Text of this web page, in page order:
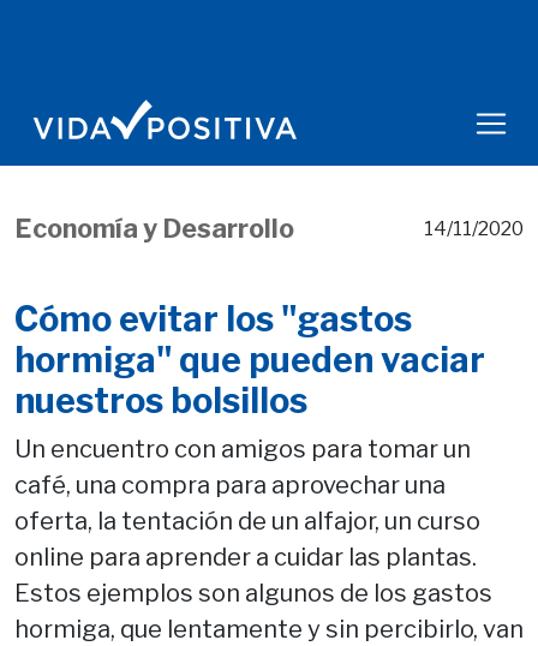
Economía y Desarrollo 14/11/2020
Cómo evitar los "gastos
hormiga" que pueden vaciar
nuestros bolsillos
Un encuentro con amigos para tomar un
café, una compra para aprovechar una
oferta, la tentación de un alfajor, un curso
online para aprender a cuidar las plantas.
Estos ejemplos son algunos de los gastos
hormiga, que lentamente y sin percibirlo, van